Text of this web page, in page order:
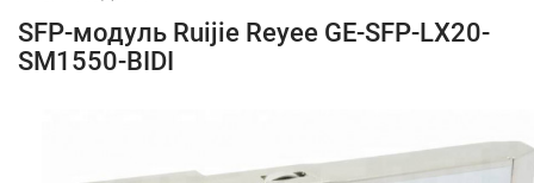
SFP-модуль Ruijie Reyee GE-SFP-LX20-
SM1550-BIDI